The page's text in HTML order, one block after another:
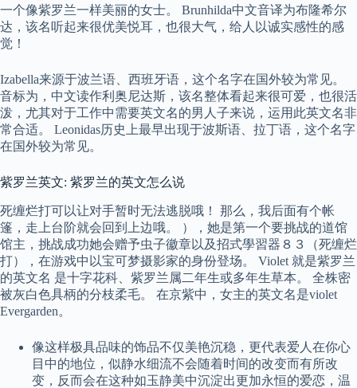
一个像紫罗兰一样美丽的女士。 Brunhilda中文音译为布隆希尔
达，该名听起来很优美悦耳，也很大气，给人以诚实感性的感
觉！
Izabella来源于波兰语、西班牙语，这个名字在国外较为常见。
音标为，中文读作利奥尼达斯，该名整体看起来很可爱，也很活
泼，尤其对于工作中需要英文名的男人子来说，运用此英文名非
常合适。 Leonidas历史上最早出现于波斯语、拉丁语，这个名字
在国外较为常见。
紫罗兰英文: 紫罗兰的英文怎么说
死缠烂打可以让对手暂时无法逃脱哦！ 那么，我后面有个帐
篷，走上台阶就会回到上边哦。 ），她是第一个要挑战的道馆
馆主，挑战成功她会赠予虫子徽章以及招式學習器８３（死缠烂
打），在游戏中以宝可梦摄影家的身份登场。 Violet 就是紫罗兰
的英文名 是十字花科、紫罗兰属二年生或多年生草本。 全株密
被灰白色具柄的分枝柔毛。 在京紫中，女主的英文名是violet
Evergarden。
像这样极具品味的饰品不仅美艳沉稳，更代表爱人在你心
目中的地位，似静水细流不会随着时间的改变而有所改
变，反而会在这种如玉静美中沉淀出更加永恒的爱恋，温